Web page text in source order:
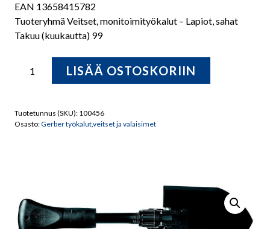
EAN 13658415782
Tuoteryhmä Veitset, monitoimityökalut – Lapiot, sahat
Takuu (kuukautta) 99
Folding
sis.
LISÄÄ OSTOSKORIIN
Tuotetunnus (SKU): 100456
Osasto:Gerber työkalut,veitset ja valaisimet